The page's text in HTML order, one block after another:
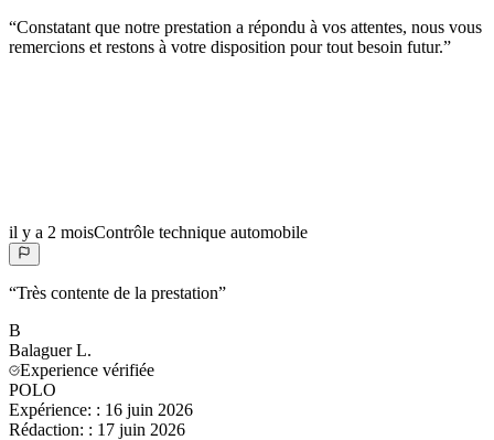
“Constatant que notre prestation a répondu à vos attentes, nous vous
remercions et restons à votre disposition pour tout besoin futur.”
il y a 2 moisContrôle technique automobile
“Très contente de la prestation”
B
Balaguer L.
Experience vérifiée
POLO
Expérience: : 16 juin 2026
Rédaction: : 17 juin 2026